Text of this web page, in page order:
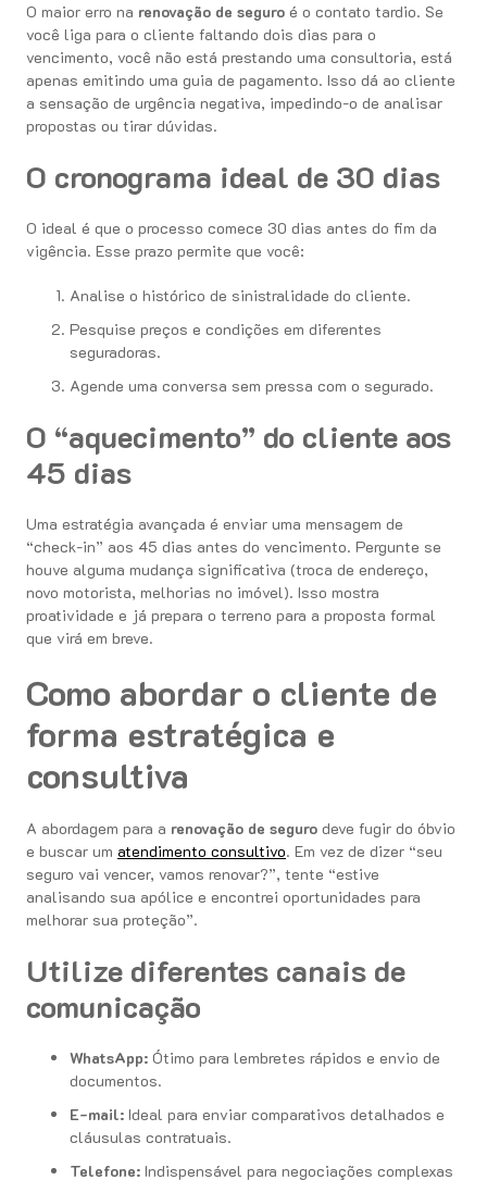
O maior erro na renovação de seguro é o contato tardio. Se
você liga para o cliente faltando dois dias para o
vencimento, você não está prestando uma consultoria, está
apenas emitindo uma guia de pagamento. Isso dá ao cliente
a sensação de urgência negativa, impedindo-o de analisar
propostas ou tirar dúvidas.
O cronograma ideal de 30 dias
O ideal é que o processo comece 30 dias antes do fim da
vigência. Esse prazo permite que você:
Analise o histórico de sinistralidade do cliente.
Pesquise preços e condições em diferentes
seguradoras.
Agende uma conversa sem pressa com o segurado.
O “aquecimento” do cliente aos
45 dias
Uma estratégia avançada é enviar uma mensagem de
“check-in” aos 45 dias antes do vencimento. Pergunte se
houve alguma mudança significativa (troca de endereço,
novo motorista, melhorias no imóvel). Isso mostra
proatividade e já prepara o terreno para a proposta formal
que virá em breve.
Como abordar o cliente de
forma estratégica e
consultiva
A abordagem para a renovação de seguro deve fugir do óbvio
e buscar um atendimento consultivo. Em vez de dizer “seu
seguro vai vencer, vamos renovar?”, tente “estive
analisando sua apólice e encontrei oportunidades para
melhorar sua proteção”.
Utilize diferentes canais de
comunicação
WhatsApp: Ótimo para lembretes rápidos e envio de
documentos.
E-mail: Ideal para enviar comparativos detalhados e
cláusulas contratuais.
Telefone: Indispensável para negociações complexas